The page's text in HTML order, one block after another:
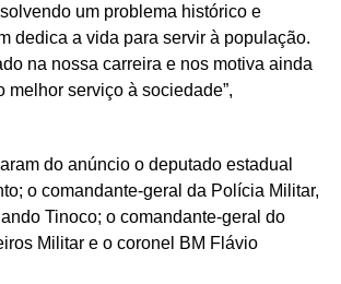
um problema histórico e
dedica a vida para servir à população.
na nossa carreira e nos motiva ainda
melhor serviço à sociedade”,
do anúncio o deputado estadual
o comandante-geral da Polícia Militar,
Tinoco; o comandante-geral do
Militar e o coronel BM Flávio